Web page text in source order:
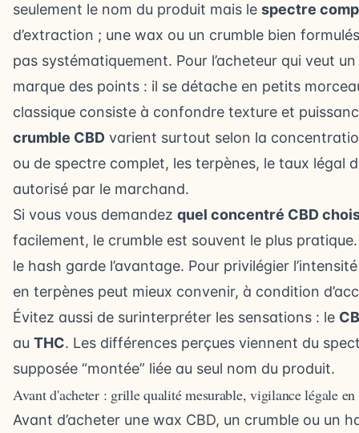
seulement le nom du produit mais le spectre
d’extraction ; une wax ou un crumble bien
pas systématiquement. Pour l’acheteur qui veut
marque des points : il se détache en petits
classique consiste à confondre texture et
crumble CBD varient surtout selon la
ou de spectre complet, les terpènes, le taux légal
autorisé par le marchand.
Si vous vous demandez quel concentré CBD
facilement, le crumble est souvent le plus
le hash garde l’avantage. Pour privilégier
en terpènes peut mieux convenir, à condition
Évitez aussi de surinterpréter les sensations : le
au THC. Les différences perçues viennent du
supposée “montée” liée au seul nom du produit.
Avant d'acheter : grille qualité mesurable, vigilance légale
Avant d’acheter une wax CBD, un crumble ou un